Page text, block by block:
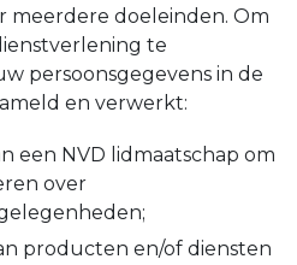
meerdere doeleinden. Om
te
persoonsgegevens in de
en verwerkt:
een NVD lidmaatschap om
over
producten en/of diensten